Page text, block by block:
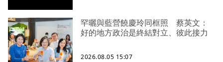
罕曬與藍營饒慶玲同框照 蔡英文：
好的地方政治是終結對立、彼此接力
2026.08.05 15:07